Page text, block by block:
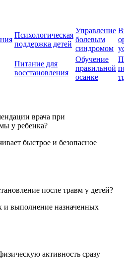
Психологическая
поддержка детей
Управление
болевым
синдромом
Питание для
восстановления
Обучение
правильной
осанке
врача при
у ребенка?
быстрое и безопасное
после травм у детей?
и выполнение назначенных
активность сразу